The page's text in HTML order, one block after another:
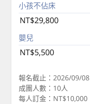
小孩不佔床
NT$29,800
嬰兒
NT$5,500
報名截止：2026/09/08
成團人數：10人
每人訂金：NT$10,000